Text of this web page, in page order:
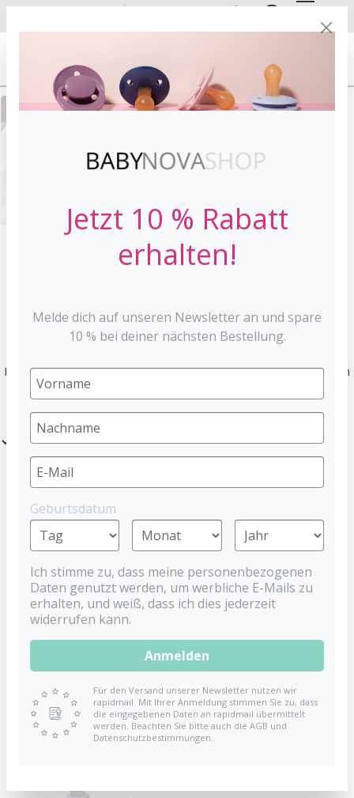
EN
ERNÄHRUNG STILLEN
Stillen
Entdecke Produkte rund ums Stillen wir Brusthütchen, Milchpumpen
Filter
Stillhütchen 2er mit
Transportbox
BABYNOVA
3,99 €
BABYNOVA
4,99 €
Jetzt 10 % Rabatt
erhalten!
Melde dich auf unseren Newsletter an und spare
10 % bei deiner nächsten Bestellung.
Geburtsdatum
Ich stimme zu, dass meine personenbezogenen
Daten genutzt werden, um werbliche E-Mails zu
erhalten, und weiß, dass ich dies jederzeit
widerrufen kann.
Anmelden
Für den Versand unserer Newsletter nutzen wir
rapidmail. Mit Ihrer Anmeldung stimmen Sie zu, dass
die eingegebenen Daten an rapidmail übermittelt
werden. Beachten Sie bitte auch die AGB und
Datenschutzbestimmungen.